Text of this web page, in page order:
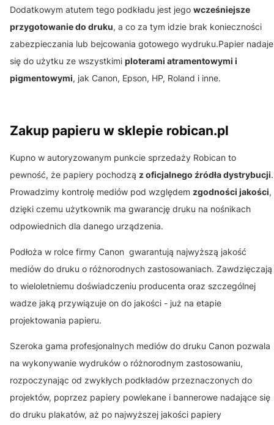
Dodatkowym atutem tego podkładu jest jego wcześniejsze
przygotowanie do druku, a co za tym idzie brak konieczności
zabezpieczania lub bejcowania gotowego wydruku.Papier nadaje
się do użytku ze wszystkimi ploterami atramentowymi i
pigmentowymi, jak Canon, Epson, HP, Roland i inne.
Zakup papieru w sklepie robican.pl
Kupno w autoryzowanym punkcie sprzedaży Robican to
pewność, że papiery pochodzą z oficjalnego źródła dystrybucji.
Prowadzimy kontrolę mediów pod względem zgodności jakości,
dzięki czemu użytkownik ma gwarancję druku na nośnikach
odpowiednich dla danego urządzenia.
Podłoża w rolce firmy Canon gwarantują najwyższą jakość
mediów do druku o różnorodnych zastosowaniach. Zawdzięczają
to wieloletniemu doświadczeniu producenta oraz szczególnej
wadze jaką przywiązuje on do jakości - już na etapie
projektowania papieru.
Szeroka gama profesjonalnych mediów do druku Canon pozwala
na wykonywanie wydruków o różnorodnym zastosowaniu,
rozpoczynając od zwykłych podkładów przeznaczonych do
projektów, poprzez papiery powlekane i bannerowe nadające się
do druku plakatów, aż po najwyższej jakości papiery